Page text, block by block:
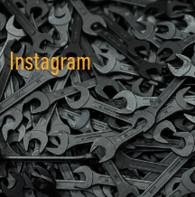
Instagram